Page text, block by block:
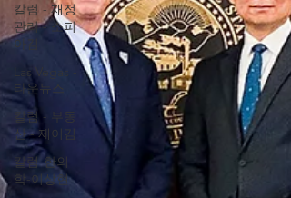
칼럼 - 재정
관리 - 소피
아김
Las Vegas -
타운뉴스
칼럼 - 부동
산 - 제이김
칼럼-한의
학-이상현